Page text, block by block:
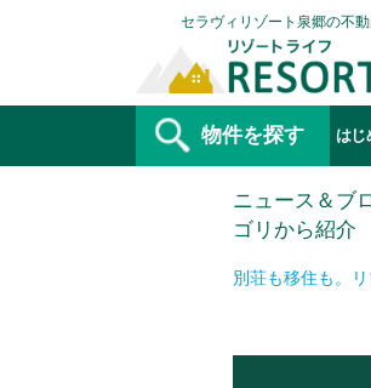
セラヴィリゾート泉郷の不動
物件を探す はじ
ニュース＆ブ
ゴリから紹介
別荘も移住も。